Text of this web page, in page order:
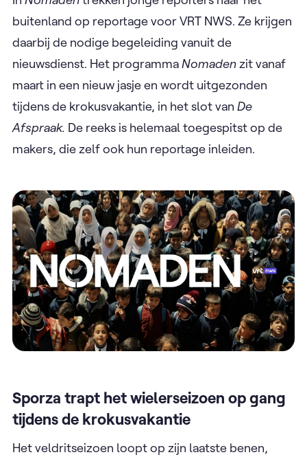
buitenland op reportage voor VRT NWS. Ze krijgen
daarbij de nodige begeleiding vanuit de
nieuwsdienst. Het programmaNomadenzit vanaf
maart in een nieuw jasje en wordt uitgezonden
tijdens de krokusvakantie, in het slot van De
Afspraak. De reeks is helemaal toegespitst op de
makers, die zelf ook hun reportage inleiden.
Sporza trapt het wielerseizoen op gang
tijdens de krokusvakantie
Het veldritseizoen loopt op zijn laatste benen,